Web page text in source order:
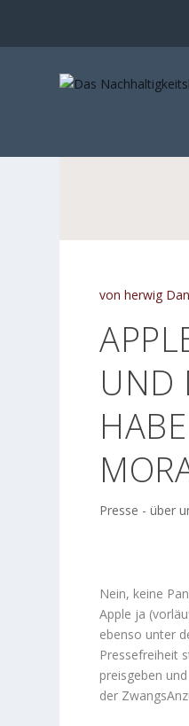
vonherwig
UND
Presse - über
Nein, keine
Apple ja
ebenso unter
Pressefreiheit
preisgeben
der